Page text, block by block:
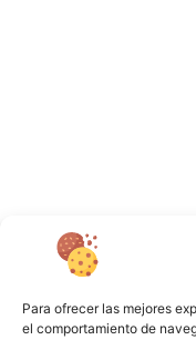
Para ofrecer las mejores
el comportamiento de